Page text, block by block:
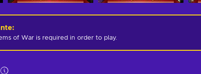
:
of War is required in order to play.